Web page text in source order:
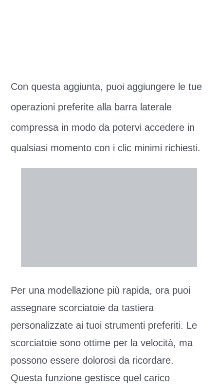
Con questa aggiunta, puoi aggiungere le tue
operazioni preferite alla barra laterale
compressa in modo da potervi accedere in
qualsiasi momento con i clic minimi richiesti.
Per una modellazione più rapida, ora puoi
assegnare scorciatoie da tastiera
personalizzate ai tuoi strumenti preferiti. Le
scorciatoie sono ottime per la velocità, ma
possono essere dolorosi da ricordare.
Questa funzione gestisce quel carico